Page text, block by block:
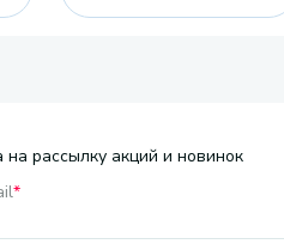
на рассылку акций и новинок
*